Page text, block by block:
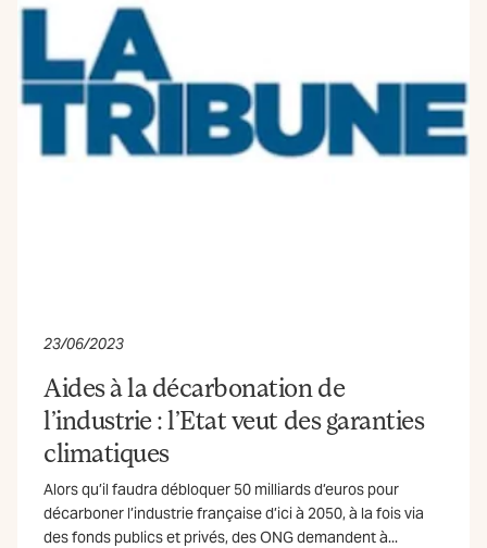
23/06/2023
Aides à la décarbonation de
l’industrie : l’Etat veut des garanties
climatiques
Alors qu’il faudra débloquer 50 milliards d’euros pour
décarboner l’industrie française d’ici à 2050, à la fois via
des fonds publics et privés, des ONG demandent à...